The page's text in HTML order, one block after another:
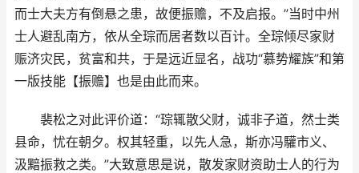
而士大夫方有倒悬之患，故便振赡，不及启报。”当时中州
士人避乱南方，依从全琮而居者数以百计。全琮倾尽家财
赈济灾民，贫富和共，于是远近显名，战功“慕势耀族”和第
一版技能【振赡】也是由此而来。
裴松之对此评价道：“琮辄散父财，诚非子道，然士类
县命，忧在朝夕。权其轻重，以先人急，斯亦冯驩市义、
汲黯振救之类。”大致意思是说，散发家财资助士人的行为